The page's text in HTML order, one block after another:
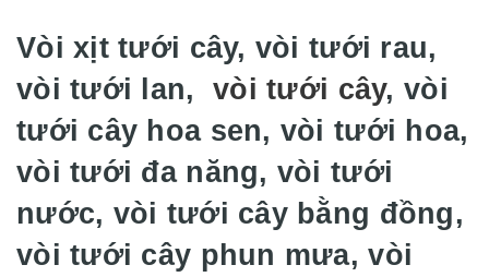
Vòi xịt tưới cây, vòi tưới rau,
vòi tưới lan,vòi tưới cây, vòi
tưới cây hoa sen, vòi tưới hoa,
vòi tưới đa năng, vòi tưới
nước, vòi tưới cây bằng đồng,
vòi tưới cây phun mưa, vòi